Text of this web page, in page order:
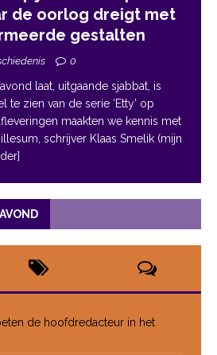
de oorlog dreigt met
gestalten
0
laat, uitgaande sjabbat, is
te zien van de serie ‘Etty’ op
maakten we kennis met
schrijver Klaas Smelik (mijn
de hoofdredacteur in het